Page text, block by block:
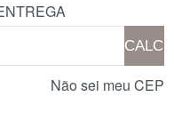
Não sei meu CEP